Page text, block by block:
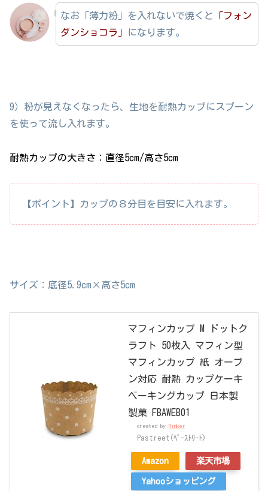
なお「薄力粉」を入れないで焼くと
「フォン
ダンショコラ」
になります。
9）粉が見えなくなったら、生地を耐熱カップにスプーン
を使って流し入れます。
耐熱カップの大きさ：直径5cm/高さ5cm
【ポイント】カップの８分目を目安に入れます。
サイズ：底径5.9cm×高さ5cm
マフィンカップ M ドットク
ラフト 50枚入 マフィン型
マフィンカップ 紙 オーブ
ン対応 耐熱 カップケーキ
ベーキングカップ 日本製
製菓 FBAWEB01
created by Rinker
Pastreet(ﾍﾟｰｽﾄﾘｰﾄ)
Amazon 楽天市場
Yahooショッピング